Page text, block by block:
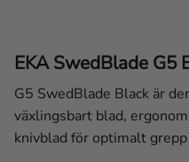
EKA SwedBlade G5
G5 SwedBlade Black är
växlingsbart blad,
knivblad för optimalt